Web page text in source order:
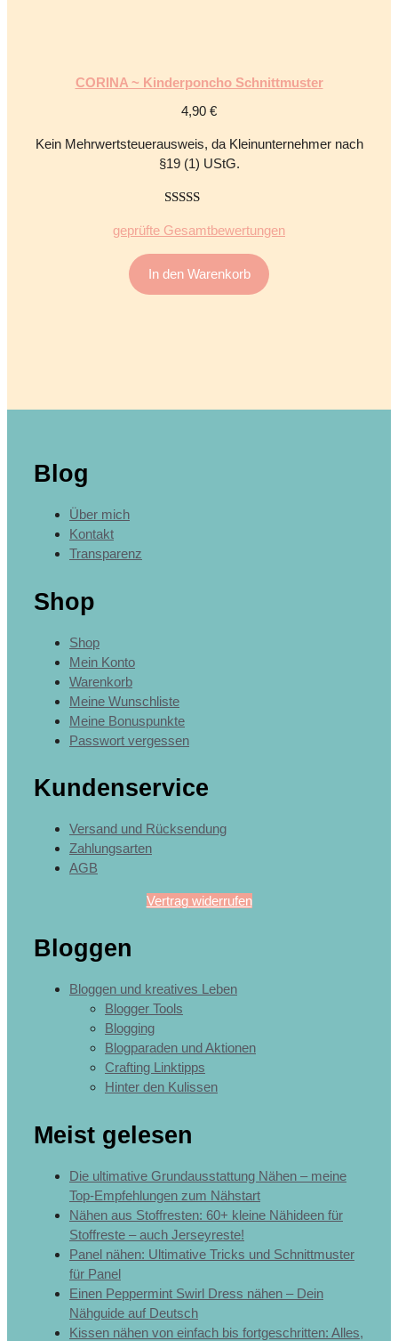
CORINA ~ Kinderponcho Schnittmuster
4,90 €
Kein Mehrwertsteuerausweis, da Kleinunternehmer nach
§19 (1) UStG.
geprüfte Gesamtbewertungen
In den Warenkorb
Blog
Über mich
Kontakt
Transparenz
Shop
Shop
Mein Konto
Warenkorb
Meine Wunschliste
Meine Bonuspunkte
Passwort vergessen
Kundenservice
Versand und Rücksendung
Zahlungsarten
AGB
Vertrag widerrufen
Bloggen
Bloggen und kreatives Leben
Blogger Tools
Blogging
Blogparaden und Aktionen
Crafting Linktipps
Hinter den Kulissen
Meist gelesen
Die ultimative Grundausstattung Nähen – meine
Top-Empfehlungen zum Nähstart
Nähen aus Stoffresten: 60+ kleine Nähideen für
Stoffreste – auch Jerseyreste!
Panel nähen: Ultimative Tricks und Schnittmuster
für Panel
Einen Peppermint Swirl Dress nähen – Dein
Nähguide auf Deutsch
Kissen nähen von einfach bis fortgeschritten: Alles,